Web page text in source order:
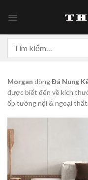
kiếm:
Morgan dòngĐá Nung
được biết đến về kích
ốp tường nội & ngoại